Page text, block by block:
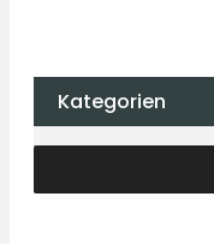
Kategorien